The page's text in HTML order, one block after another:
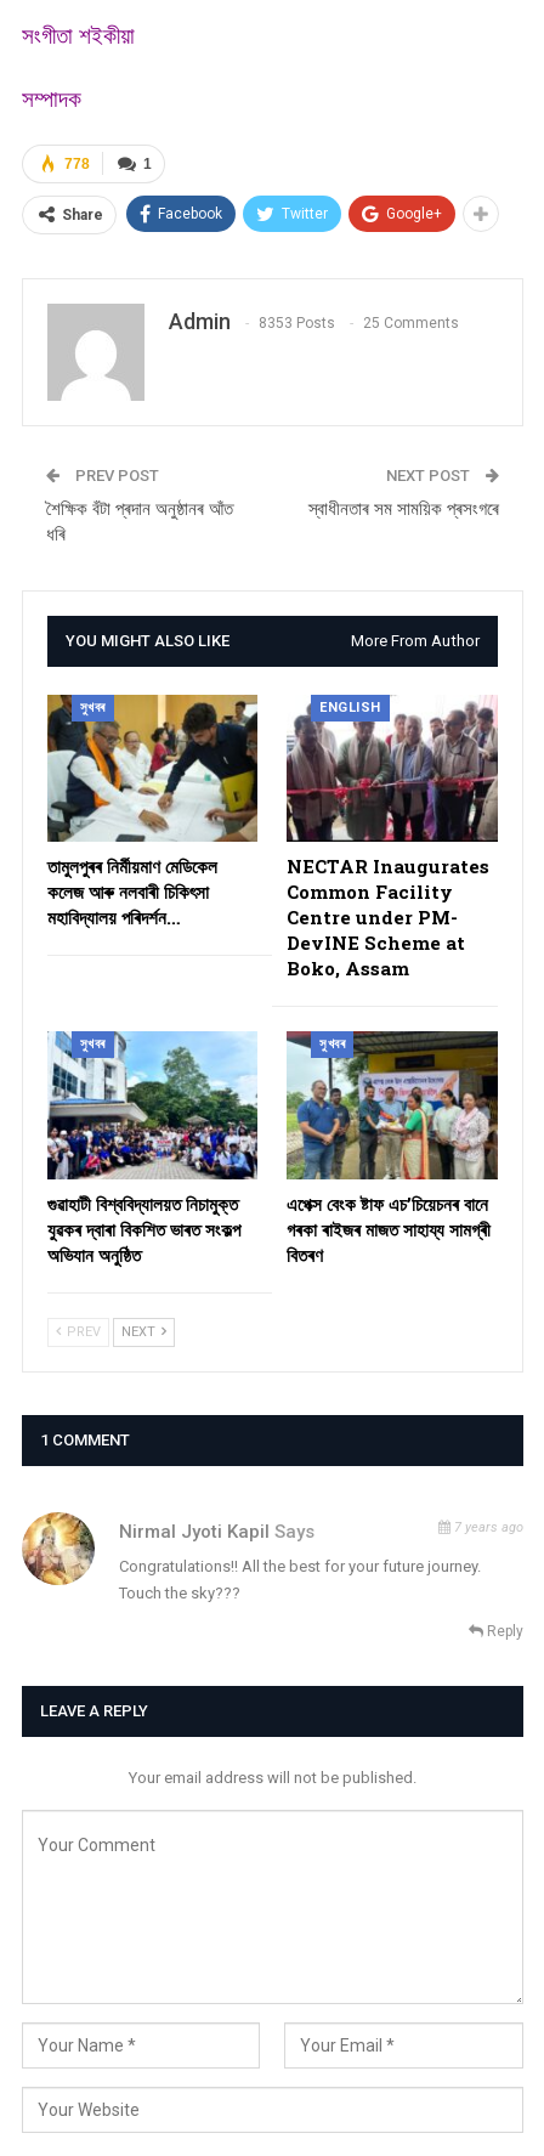
সংগীতা শইকীয়া
সম্পাদক
1
778
Share Facebook Twitter Google+
Admin 8353 Posts 25 Comments
PREV POST
শৈক্ষিক বঁটা প্ৰদান অনুষ্ঠানৰ আঁত
ধৰি
NEXT POST
স্বাধীনতাৰ সম সাময়িক প্ৰসংগৰে
YOU MIGHT ALSO LIKE More From Author
সুখবৰ
তামুলপুৰৰ নিৰ্মীয়মাণ মেডিকেল
কলেজ আৰু নলবাৰী চিকিৎসা
মহাবিদ্যালয় পৰিদৰ্শন…
ENGLISH
NECTAR Inaugurates
Common Facility
Centre under PM-
DevINE Scheme at
Boko, Assam
সুখবৰ
গুৱাহাটী বিশ্ববিদ্যালয়ত নিচামুক্ত
যুৱকৰ দ্বাৰা বিকশিত ভাৰত সংকল্প
অভিযান অনুষ্ঠিত
সুখবৰ
​এপেক্স বেংক ষ্টাফ এচ’চিয়েচনৰ বানে
গৰকা ৰাইজৰ মাজত সাহায্য সামগ্ৰী
বিতৰণ ​
PREV NEXT
1 COMMENT
Nirmal Jyoti Kapil Says 7 years ago
Congratulations!! All the best for your future journey.
Touch the sky???
Reply
LEAVE A REPLY
Your email address will not be published.